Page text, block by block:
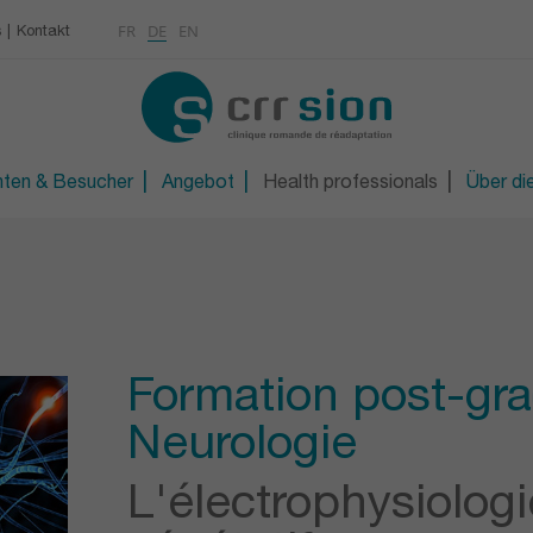
Kontakt FR DE EN
& Besucher Angebot
Orthopädietechnische
Technische Orthopädie
Health professionals Über
Formation post-
Neurologie